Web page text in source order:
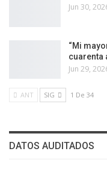
Jun 30,
“Mi
cuarenta
Jun 29,
ANT SIG 1 De 34
DATOS AUDITADOS